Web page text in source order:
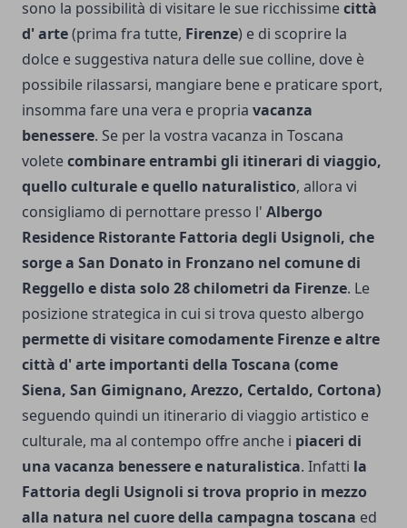
sono la possibilità di visitare le sue ricchissimecittà
d' arte(prima fra tutte, Firenze) e di scoprire la
dolce e suggestiva natura delle sue colline, dove è
possibile rilassarsi, mangiare bene e praticare sport,
insomma fare una vera e propria vacanza
benessere. Se per la vostra vacanza in Toscana
voletecombinare entrambi gli itinerari di viaggio,
quello culturale e quello naturalistico, allora vi
consigliamo di pernottare presso l' Albergo
Residence Ristorante Fattoria degli Usignoli, che
sorge a San Donato in Fronzano nel comune di
Reggello e dista solo 28 chilometri da Firenze. Le
posizione strategica in cui si trova questo albergo
permette di visitare comodamente Firenze e altre
città d' arte importanti della Toscana (come
Siena, San Gimignano, Arezzo, Certaldo, Cortona)
seguendo quindi un itinerario di viaggio artistico e
culturale, ma al contempo offre anche i piaceri di
una vacanza benessere e naturalistica. Infatti la
Fattoria degli Usignoli si trova proprio in mezzo
alla natura nel cuore della campagna toscana ed